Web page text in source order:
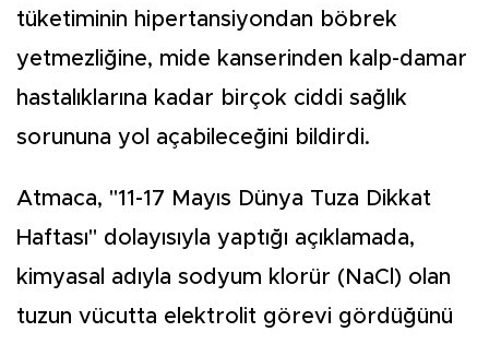
tüketiminin hipertansiyondan böbrek
yetmezliğine, mide kanserinden kalp-damar
hastalıklarına kadar birçok ciddi sağlık
sorununa yol açabileceğini bildirdi.
Atmaca, "11-17 Mayıs Dünya Tuza Dikkat
Haftası" dolayısıyla yaptığı açıklamada,
kimyasal adıyla sodyum klorür (NaCl) olan
tuzun vücutta elektrolit görevi gördüğünü